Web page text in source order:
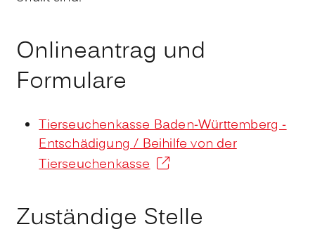
Onlineantrag und
Formulare
Tierseuchenkasse Baden-Württemberg -
Entschädigung / Beihilfe von der
Tierseuchenkasse
Zuständige Stelle